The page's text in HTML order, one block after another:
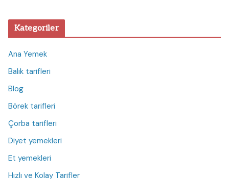
Kategoriler
Ana Yemek
Balık tarifleri
Blog
Börek tarifleri
Çorba tarifleri
Diyet yemekleri
Et yemekleri
Hızlı ve Kolay Tarifler